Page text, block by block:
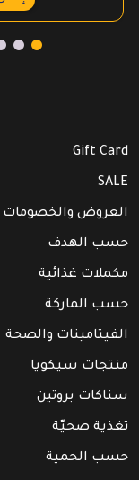
Gift Card
SALE
العروض والخصومات
حسب الهدف
مكملات غذائية
حسب الماركة
الفيتامينات والصحة
منتجات سيكويا
سناكات بروتين
تغذية صحيّة
حسب الحمية